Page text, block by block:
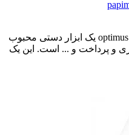
پیستوله بادی optimus پیستوله بادی optimus یک ابزار دستی محبوب
و پرداخت و ... است. این یک